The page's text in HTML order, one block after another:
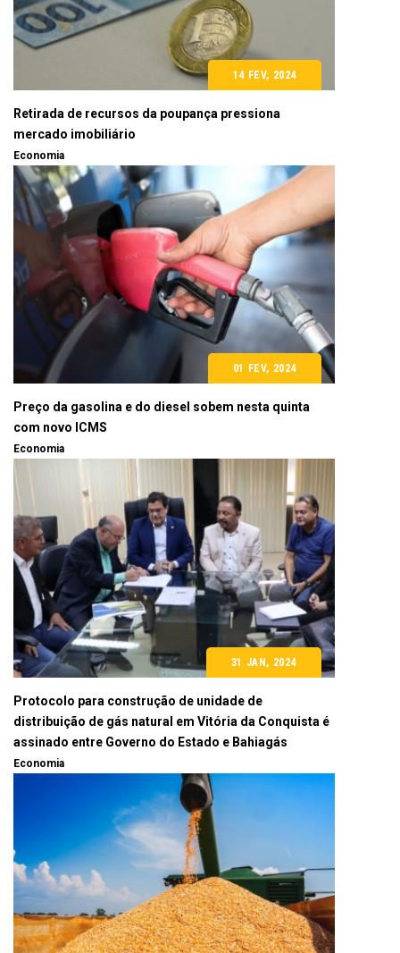
14 FEV, 2024
Retirada de recursos da poupança pressiona
mercado imobiliário
Economia
01 FEV, 2024
Preço da gasolina e do diesel sobem nesta quinta
com novo ICMS
Economia
31 JAN, 2024
Protocolo para construção de unidade de
distribuição de gás natural em Vitória da Conquista é
assinado entre Governo do Estado e Bahiagás
Economia